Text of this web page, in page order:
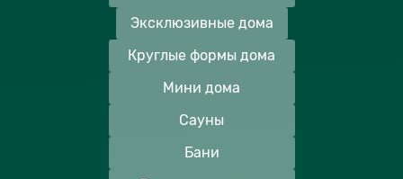
Эксклюзивные дома
Круглые формы дома
Мини дома
Сауны
Бани